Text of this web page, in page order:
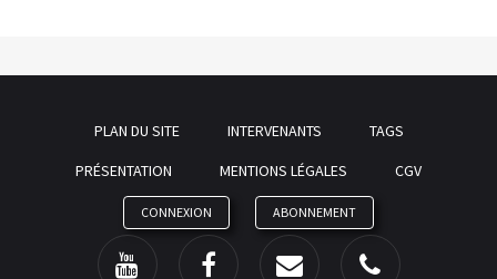
PLAN DU SITE INTERVENANTS
TAGS
PRÉSENTATION
MENTIONS LÉGALES CGV
CONNEXION ABONNEMENT